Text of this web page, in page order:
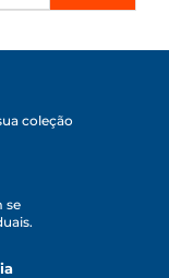
coleção
se